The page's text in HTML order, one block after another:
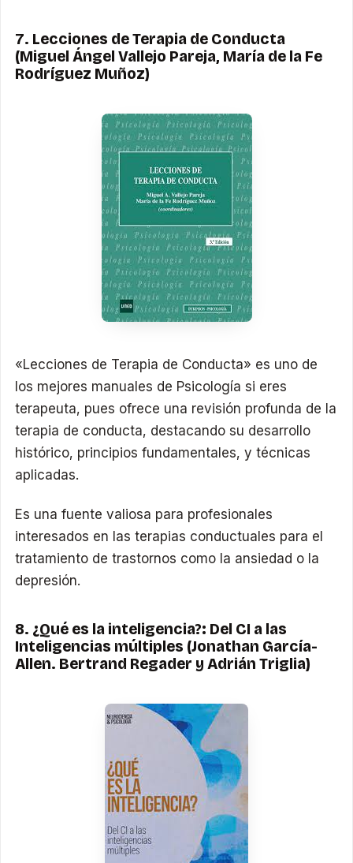
7. Lecciones de Terapia de Conducta
(Miguel Ángel Vallejo Pareja, María de la Fe
Rodríguez Muñoz)
«Lecciones de Terapia de Conducta» es uno de
los mejores manuales de Psicología si eres
terapeuta, pues ofrece una revisión profunda de la
terapia de conducta, destacando su desarrollo
histórico, principios fundamentales, y técnicas
aplicadas.
Es una fuente valiosa para profesionales
interesados en las terapias conductuales para el
tratamiento de trastornos como la ansiedad o la
depresión.
8. ¿Qué es la inteligencia?: Del CI a las
Inteligencias múltiples (Jonathan García-
Allen. Bertrand Regader y Adrián Triglia)